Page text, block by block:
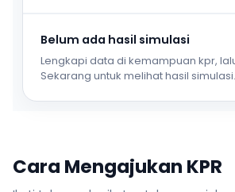
Belum ada hasil simulasi
Lengkapi data di kemampuan kpr,
Sekarang untuk melihat hasil simulasi.
Cara Mengajukan KPR